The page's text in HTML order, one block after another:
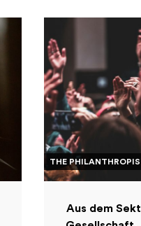
THE
Aus dem